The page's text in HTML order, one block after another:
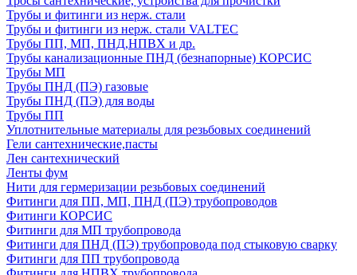
Трубы и фитинги из нерж. стали
Трубы и фитинги из нерж. стали VALTEC
Трубы ПП, МП, ПНД,НПВХ и др.
Трубы канализационные ПНД (безнапорные) КОРСИС
Трубы МП
Трубы ПНД (ПЭ) газовые
Трубы ПНД (ПЭ) для воды
Трубы ПП
Уплотнительные материалы для резьбовых соединений
Гели сантехнические,пасты
Лен сантехнический
Ленты фум
Нити для гермеризации резьбовых соединений
Фитинги для ПП, МП, ПНД (ПЭ) трубопроводов
Фитинги КОРСИС
Фитинги для МП трубопровода
Фитинги для ПНД (ПЭ) трубопровода под стыковую сварку
Фитинги для ПП трубопровода